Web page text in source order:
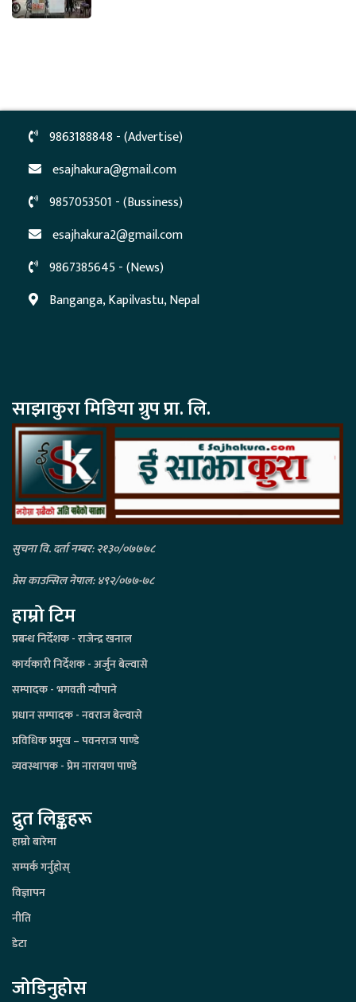
9863188848 - (Advertise)
esajhakura@gmail.com
9857053501 - (Bussiness)
esajhakura2@gmail.com
9867385645 - (News)
Banganga, Kapilvastu, Nepal
साझाकुरा मिडिया ग्रुप प्रा. लि.
सुचना वि. दर्ता नम्बर: २१३०/०७७७८
प्रेस काउन्सिल नेपाल: ४९२/०७७-७८
हाम्रो टिम
प्रबन्ध निर्देशक - राजेन्द्र खनाल
कार्यकारी निर्देशक - अर्जुन बेल्वासे
सम्पादक - भगवती न्यौपाने
प्रधान सम्पादक - नवराज बेल्वासे
प्रविधिक प्रमुख – पवनराज पाण्डे
व्यवस्थापक - प्रेम नारायण पाण्डे
द्रुत लिङ्कहरू
हाम्रो बारेमा
सम्पर्क गर्नुहोस्
विज्ञापन
नीति
डेटा
जोडिनुहोस